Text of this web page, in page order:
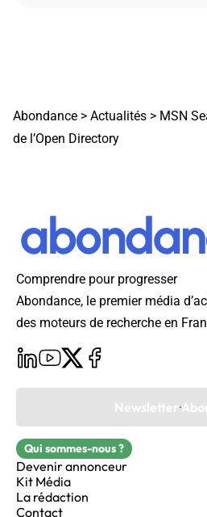
Abondance > Actualités > MSN
de l’Open Directory
Comprendre pour progresser
Abondance, le premier média
des moteurs de recherche en
Newsletter
Qui sommes-nous ?
Devenir annonceur
Kit Média
La rédaction
Contact